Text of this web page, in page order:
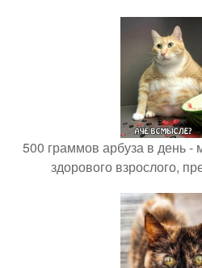
500 граммов арбуза в день -
здорового взрослого,